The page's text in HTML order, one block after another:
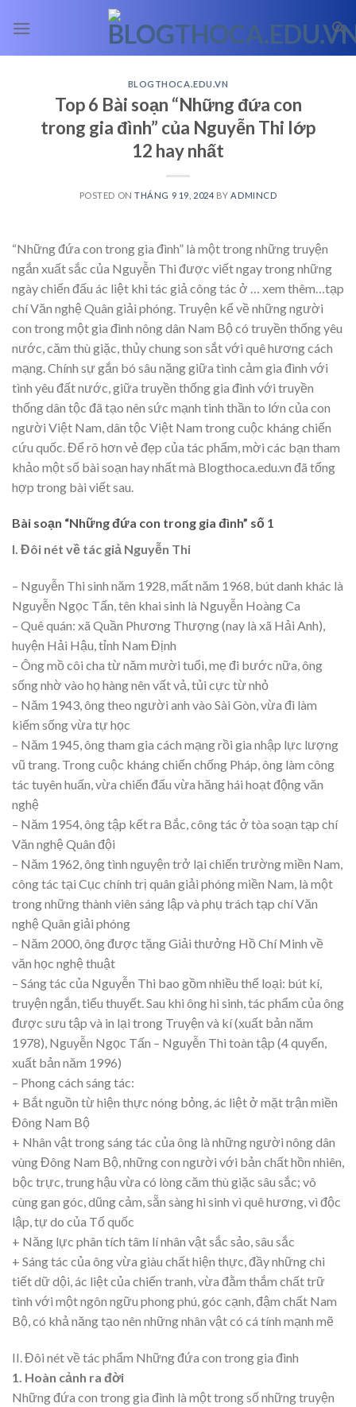
BLOGTHOCA.EDU.VN
Top 6 Bài soạn “Những đứa con
trong gia đình” của Nguyễn Thi lớp
12 hay nhất
POSTED ONTHÁNG 9 19, 2024 BY ADMINCD
“Những đứa con trong gia đình” là một trong những truyện
ngắn xuất sắc của Nguyễn Thi được viết ngay trong những
ngày chiến đấu ác liệt khi tác giả công tác ở
… xem thêm… tạp
chí Văn nghệ Quân giải phóng. Truyện kể về những người
con trong một gia đình nông dân Nam Bộ có truyền thống yêu
nước, căm thù giặc, thủy chung son sắt với quê hương cách
mạng. Chính sự gắn bó sâu nặng giữa tình cảm gia đình với
tình yêu đất nước, giữa truyền thống gia đình với truyền
thống dân tộc đã tạo nên sức mạnh tinh thần to lớn của con
người Việt Nam, dân tộc Việt Nam trong cuộc kháng chiến
cứu quốc. Để rõ hơn vẻ đẹp của tác phẩm, mời các bạn tham
khảo một số bài soạn hay nhất mà Blogthoca.edu.vn đã tổng
hợp trong bài viết sau.
Bài soạn “Những đứa con trong gia đình” số 1
I. Đôi nét về tác giả Nguyễn Thi
– Nguyễn Thi sinh năm 1928, mất năm 1968, bút danh khác là
Nguyễn Ngọc Tấn, tên khai sinh là Nguyễn Hoàng Ca
– Quê quán: xã Quần Phương Thượng (nay là xã Hải Anh),
huyện Hải Hậu, tỉnh Nam Định
– Ông mồ côi cha từ năm mười tuổi, mẹ đi bước nữa, ông
sống nhờ vào họ hàng nên vất vả, tủi cực từ nhỏ
– Năm 1943, ông theo người anh vào Sài Gòn, vừa đi làm
kiếm sống vừa tự học
– Năm 1945, ông tham gia cách mạng rồi gia nhập lực lượng
vũ trang. Trong cuộc kháng chiến chống Pháp, ông làm công
tác tuyên huấn, vừa chiến đấu vừa hăng hái hoạt động văn
nghệ
– Năm 1954, ông tập kết ra Bắc, công tác ở tòa soạn tạp chí
Văn nghệ Quân đội
– Năm 1962, ông tình nguyện trở lại chiến trường miền Nam,
công tác tại Cục chính trị quân giải phóng miền Nam, là một
trong những thành viên sáng lập và phụ trách tạp chí Văn
nghệ Quân giải phóng
– Năm 2000, ông được tặng Giải thưởng Hồ Chí Minh về
văn học nghệ thuật
– Sáng tác của Nguyễn Thi bao gồm nhiều thể loại: bút kí,
truyện ngắn, tiểu thuyết. Sau khi ông hi sinh, tác phẩm của ông
được sưu tập và in lại trong Truyện và kí (xuất bản năm
1978), Nguyễn Ngọc Tấn – Nguyễn Thi toàn tập (4 quyển,
xuất bản năm 1996)
– Phong cách sáng tác:
+ Bắt nguồn từ hiện thực nóng bỏng, ác liệt ở mặt trận miền
Đông Nam Bộ
+ Nhân vật trong sáng tác của ông là những người nông dân
vùng Đông Nam Bộ, những con người với bản chất hồn nhiên,
bộc trực, trung hậu vừa có lòng căm thù giặc sâu sắc; vô
cùng gan góc, dũng cảm, sẵn sàng hi sinh vì quê hương, vì độc
lập, tự do của Tổ quốc
+ Năng lực phân tích tâm lí nhân vật sắc sảo, sâu sắc
+ Sáng tác của ông vừa giàu chất hiện thực, đầy những chi
tiết dữ dội, ác liệt của chiến tranh, vừa đằm thắm chất trữ
tình với một ngôn ngữu phong phú, góc cạnh, đậm chất Nam
Bộ, có khả năng tạo nên những nhân vật có cá tính mạnh mẽ
II. Đôi nét về tác phẩm Những đứa con trong gia đình
1. Hoàn cảnh ra đời
Những đứa con trong gia đình là một trong số những truyện